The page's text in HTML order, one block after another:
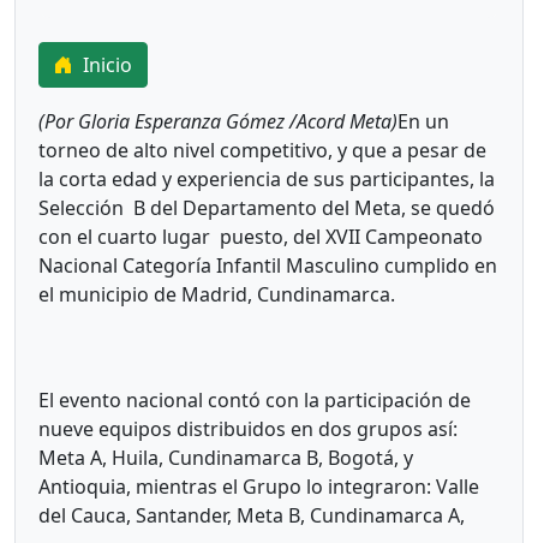
Inicio
(Por Gloria Esperanza Gómez /Acord Meta)En un
torneo de alto nivel competitivo, y que a pesar de
la corta edad y experiencia de sus participantes, la
Selección B del Departamento del Meta, se quedó
con el cuarto lugar puesto, del XVII Campeonato
Nacional Categoría Infantil Masculino cumplido en
el municipio de Madrid, Cundinamarca.
El evento nacional contó con la participación de
nueve equipos distribuidos en dos grupos así:
Meta A, Huila, Cundinamarca B, Bogotá, y
Antioquia, mientras el Grupo lo integraron: Valle
del Cauca, Santander, Meta B, Cundinamarca A,